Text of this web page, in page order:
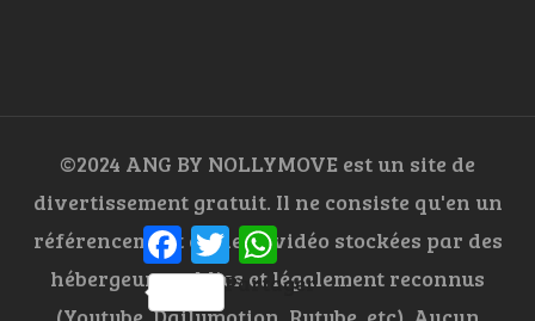
©2024 ANG BY NOLLYMOVE est un site de
divertissement gratuit. Il ne consiste qu'en un
référencement de liens vidéo stockées par des
hébergeurs publics et légalement reconnus
Facebook
TwitterWhatsApp
Partager